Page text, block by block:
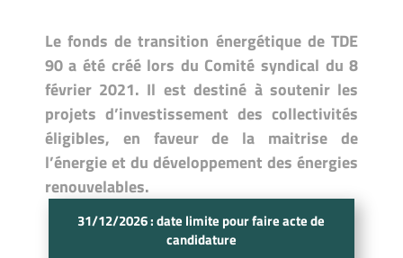
Le fonds de transition énergétique de TDE
90 a été créé lors du Comité syndical du 8
février 2021. Il est destiné à soutenir les
projets d’investissement des collectivités
éligibles, en faveur de la maitrise de
l’énergie et du développement des énergies
renouvelables.
31/12/2026 : date limite pour faire acte de
candidature